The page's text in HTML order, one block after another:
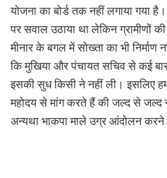
योजना का बोर्ड तक नहीं लगाया गया है।
पर सवाल उठाया था लेकिन ग्रामीणों
मीनार के बगल में सोख्ता का भी निर्माण
कि मुखिया और पंचायत सचिव से कई
इसकी सुध किसी ने नहीं ली। इसलिए हम
महोदय से मांग करते हैं की जल्द से जल्द
अन्यथा भाकपा माले उग्र आंदोलन करने